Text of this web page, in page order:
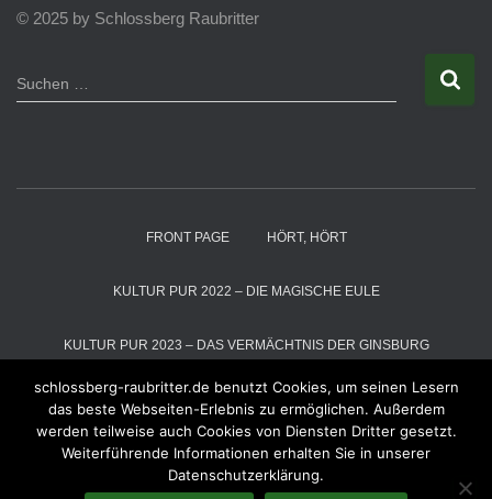
© 2025 by Schlossberg Raubritter
u
Suchen …
FRONT PAGE HÖRT, HÖRT
KULTUR PUR 2022 – DIE MAGISCHE EULE
KULTUR PUR 2023 – DAS VERMÄCHTNIS DER GINSBURG
KULTUR PUR 2024 – DIE SCHNEEKÖNIGIN
KULTUR PUR 2025 – DER MAGIER VOM ALTENBERG RÄUBER
schlossberg-raubritter.de benutzt Cookies, um seinen Lesern
das beste Webseiten-Erlebnis zu ermöglichen. Außerdem
werden teilweise auch Cookies von Diensten Dritter gesetzt.
Weiterführende Informationen erhalten Sie in unserer
Datenschutzerklärung.